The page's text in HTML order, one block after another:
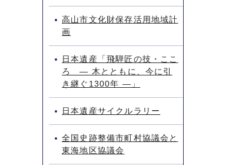
高山市文化財保存活用地域計
画
日本遺産「飛騨匠の技・ここ
ろ ― 木とともに、今に引
き継ぐ1300年 ―」
日本遺産サイクルラリー
全国史跡整備市町村協議会と
東海地区協議会